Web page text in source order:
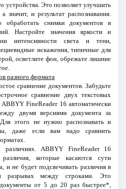
устройства. Это позволяет улучшить
значит, и результат распознавания.
снимки документов в
Настройте значения яркости и
интенсивности света и тени,
искажения, типичные для
осветлите фон, обрежьте лишние
разного формата
сравнение документов. Забудьте
сравнение двух текстовых
FineReader 16 автоматически
двумя версиями документа за
этого не нужно распознавать и
даже если вам надо сравнить
различиях. ABBYY FineReader 16
которые касаются сути
и не будет подсвечивать различия в
разрывах между строками. Это
документы от 5 до 20 раз быстрее*,